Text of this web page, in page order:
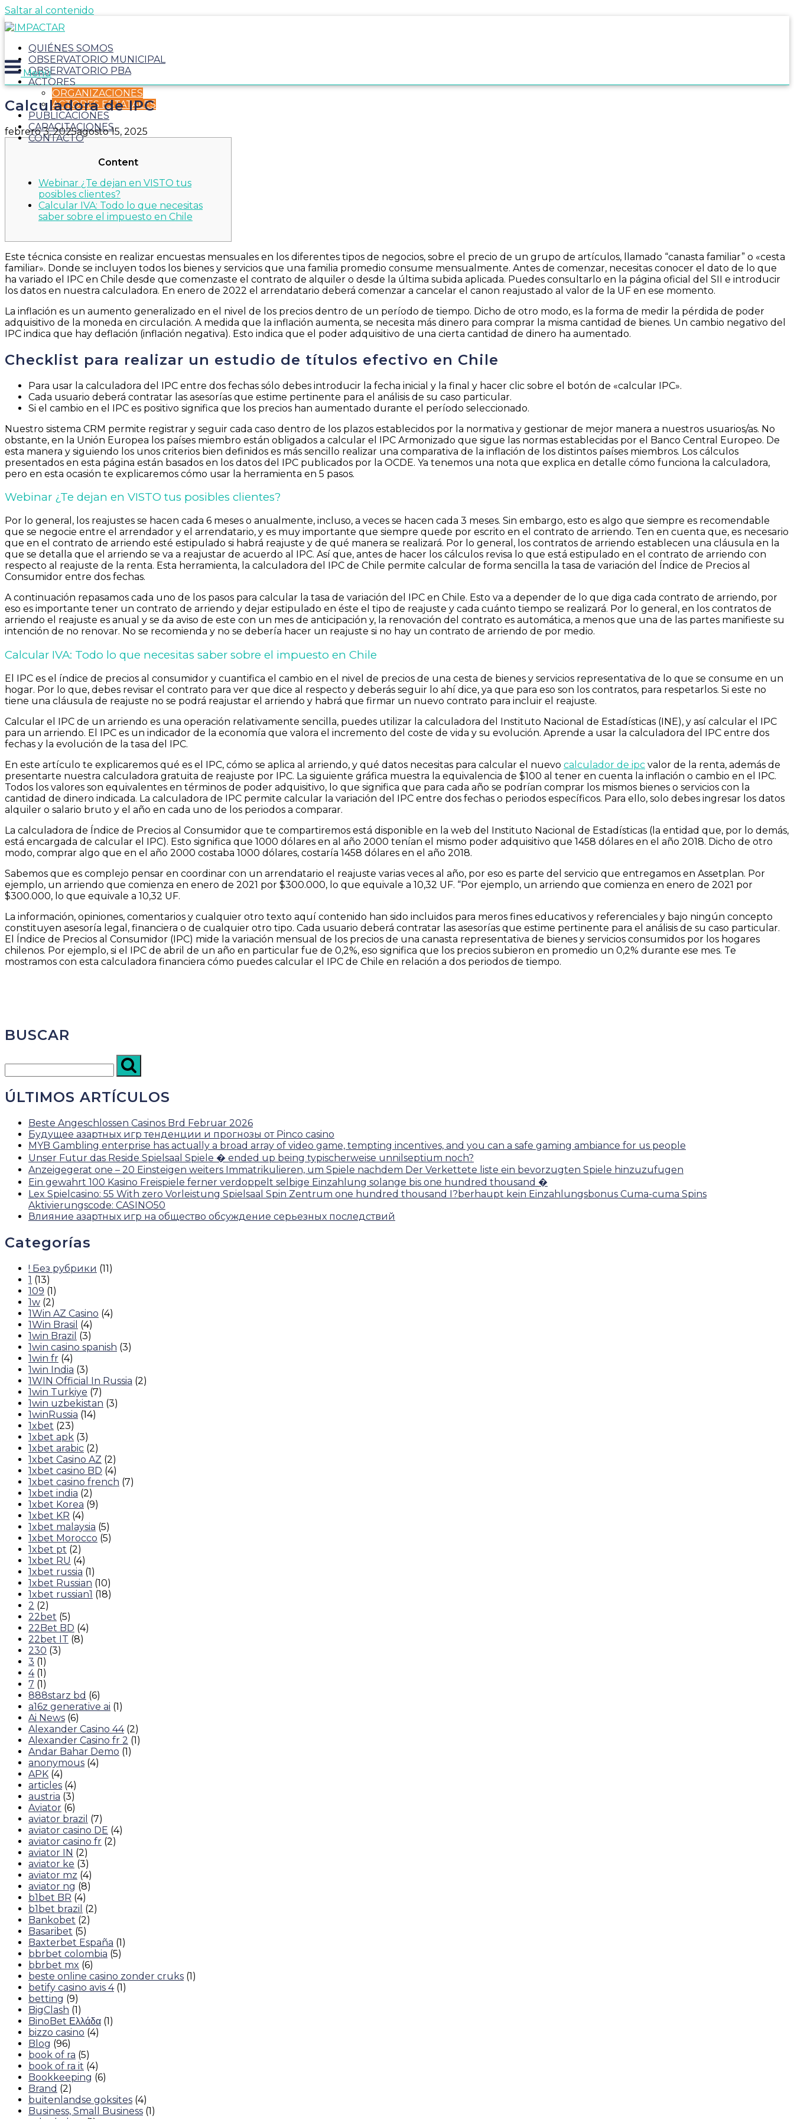
Saltar al contenido
QUIÉNES SOMOS
OBSERVATORIO MUNICIPAL
OBSERVATORIO PBA
ACTORES
ORGANIZACIONES
ACTORES ESTATALES
PUBLICACIONES
CAPACITACIONES
CONTACTO
Menú
Calculadora de IPC
febrero 3, 2025agosto 15, 2025
Content
Webinar ¿Te dejan en VISTO tus
posibles clientes?
Calcular IVA: Todo lo que necesitas
saber sobre el impuesto en Chile
Este técnica consiste en realizar encuestas mensuales en los diferentes tipos de negocios, sobre el precio de un grupo de artículos, llamado “canasta familiar” o «cesta
familiar». Donde se incluyen todos los bienes y servicios que una familia promedio consume mensualmente. Antes de comenzar, necesitas conocer el dato de lo que
ha variado el IPC en Chile desde que comenzaste el contrato de alquiler o desde la última subida aplicada. Puedes consultarlo en la página oficial del SII e introducir
los datos en nuestra calculadora. En enero de 2022 el arrendatario deberá comenzar a cancelar el canon reajustado al valor de la UF en ese momento.
La inflación es un aumento generalizado en el nivel de los precios dentro de un período de tiempo. Dicho de otro modo, es la forma de medir la pérdida de poder
adquisitivo de la moneda en circulación. A medida que la inflación aumenta, se necesita más dinero para comprar la misma cantidad de bienes. Un cambio negativo del
IPC indica que hay deflación (inflación negativa). Esto indica que el poder adquisitivo de una cierta cantidad de dinero ha aumentado.
Checklist para realizar un estudio de títulos efectivo en Chile
Para usar la calculadora del IPC entre dos fechas sólo debes introducir la fecha inicial y la final y hacer clic sobre el botón de «calcular IPC».
Cada usuario deberá contratar las asesorías que estime pertinente para el análisis de su caso particular.
Si el cambio en el IPC es positivo significa que los precios han aumentado durante el período seleccionado.
Nuestro sistema CRM permite registrar y seguir cada caso dentro de los plazos establecidos por la normativa y gestionar de mejor manera a nuestros usuarios/as. No
obstante, en la Unión Europea los países miembro están obligados a calcular el IPC Armonizado que sigue las normas establecidas por el Banco Central Europeo. De
esta manera y siguiendo los unos criterios bien definidos es más sencillo realizar una comparativa de la inflación de los distintos países miembros. Los cálculos
presentados en esta página están basados en los datos del IPC publicados por la OCDE. Ya tenemos una nota que explica en detalle cómo funciona la calculadora,
pero en esta ocasión te explicaremos cómo usar la herramienta en 5 pasos.
Webinar ¿Te dejan en VISTO tus posibles clientes?
Por lo general, los reajustes se hacen cada 6 meses o anualmente, incluso, a veces se hacen cada 3 meses. Sin embargo, esto es algo que siempre es recomendable
que se negocie entre el arrendador y el arrendatario, y es muy importante que siempre quede por escrito en el contrato de arriendo. Ten en cuenta que, es necesario
que en el contrato de arriendo esté estipulado si habrá reajuste y de qué manera se realizará. Por lo general, los contratos de arriendo establecen una cláusula en la
que se detalla que el arriendo se va a reajustar de acuerdo al IPC. Así que, antes de hacer los cálculos revisa lo que está estipulado en el contrato de arriendo con
respecto al reajuste de la renta. Esta herramienta, la calculadora del IPC de Chile permite calcular de forma sencilla la tasa de variación del Índice de Precios al
Consumidor entre dos fechas.
A continuación repasamos cada uno de los pasos para calcular la tasa de variación del IPC en Chile. Esto va a depender de lo que diga cada contrato de arriendo, por
eso es importante tener un contrato de arriendo y dejar estipulado en éste el tipo de reajuste y cada cuánto tiempo se realizará. Por lo general, en los contratos de
arriendo el reajuste es anual y se da aviso de este con un mes de anticipación y, la renovación del contrato es automática, a menos que una de las partes manifieste su
intención de no renovar. No se recomienda y no se debería hacer un reajuste si no hay un contrato de arriendo de por medio.
Calcular IVA: Todo lo que necesitas saber sobre el impuesto en Chile
El IPC es el índice de precios al consumidor y cuantifica el cambio en el nivel de precios de una cesta de bienes y servicios representativa de lo que se consume en un
hogar. Por lo que, debes revisar el contrato para ver que dice al respecto y deberás seguir lo ahí dice, ya que para eso son los contratos, para respetarlos. Si este no
tiene una cláusula de reajuste no se podrá reajustar el arriendo y habrá que firmar un nuevo contrato para incluir el reajuste.
Calcular el IPC de un arriendo es una operación relativamente sencilla, puedes utilizar la calculadora del Instituto Nacional de Estadísticas (INE), y así calcular el IPC
para un arriendo. El IPC es un indicador de la economía que valora el incremento del coste de vida y su evolución. Aprende a usar la calculadora del IPC entre dos
fechas y la evolución de la tasa del IPC.
En este artículo te explicaremos qué es el IPC, cómo se aplica al arriendo, y qué datos necesitas para calcular el nuevo calculador de ipc valor de la renta, además de
presentarte nuestra calculadora gratuita de reajuste por IPC. La siguiente gráfica muestra la equivalencia de $100 al tener en cuenta la inflación o cambio en el IPC.
Todos los valores son equivalentes en términos de poder adquisitivo, lo que significa que para cada año se podrían comprar los mismos bienes o servicios con la
cantidad de dinero indicada. La calculadora de IPC permite calcular la variación del IPC entre dos fechas o periodos específicos. Para ello, solo debes ingresar los datos
alquiler o salario bruto y el año en cada uno de los periodos a comparar.
La calculadora de Índice de Precios al Consumidor que te compartiremos está disponible en la web del Instituto Nacional de Estadísticas (la entidad que, por lo demás,
está encargada de calcular el IPC). Esto significa que 1000 dólares en al año 2000 tenían el mismo poder adquisitivo que 1458 dólares en el año 2018. Dicho de otro
modo, comprar algo que en el año 2000 costaba 1000 dólares, costaría 1458 dólares en el año 2018.
Sabemos que es complejo pensar en coordinar con un arrendatario el reajuste varias veces al año, por eso es parte del servicio que entregamos en Assetplan. Por
ejemplo, un arriendo que comienza en enero de 2021 por $300.000, lo que equivale a 10,32 UF. “Por ejemplo, un arriendo que comienza en enero de 2021 por
$300.000, lo que equivale a 10,32 UF.
La información, opiniones, comentarios y cualquier otro texto aquí contenido han sido incluidos para meros fines educativos y referenciales y bajo ningún concepto
constituyen asesoría legal, financiera o de cualquier otro tipo. Cada usuario deberá contratar las asesorías que estime pertinente para el análisis de su caso particular.
El Índice de Precios al Consumidor (IPC) mide la variación mensual de los precios de una canasta representativa de bienes y servicios consumidos por los hogares
chilenos. Por ejemplo, si el IPC de abril de un año en particular fue de 0,2%, eso significa que los precios subieron en promedio un 0,2% durante ese mes. Te
mostramos con esta calculadora financiera cómo puedes calcular el IPC de Chile en relación a dos periodos de tiempo.
BUSCAR
ÚLTIMOS ARTÍCULOS
Beste Angeschlossen Casinos Brd Februar 2026
Будущее азартных игр тенденции и прогнозы от Pinco casino
MYB Gambling enterprise has actually a broad array of video game, tempting incentives, and you can a safe gaming ambiance for us people
Unser Futur das Reside Spielsaal Spiele � ended up being typischerweise unnilseptium noch?
Anzeigegerat one – 20 Einsteigen weiters Immatrikulieren, um Spiele nachdem Der Verkettete liste ein bevorzugten Spiele hinzuzufugen
Ein gewahrt 100 Kasino Freispiele ferner verdoppelt selbige Einzahlung solange bis one hundred thousand �
Lex Spielcasino: 55 With zero Vorleistung Spielsaal Spin Zentrum one hundred thousand I?berhaupt kein Einzahlungsbonus Cuma-cuma Spins
Aktivierungscode: CASINO50
Влияние азартных игр на общество обсуждение серьезных последствий
Categorías
! Без рубрики (11)
1 (13)
109 (1)
1w (2)
1Win AZ Casino (4)
1Win Brasil (4)
1win Brazil (3)
1win casino spanish (3)
1win fr (4)
1win India (3)
1WIN Official In Russia (2)
1win Turkiye (7)
1win uzbekistan (3)
1winRussia (14)
1xbet (23)
1xbet apk (3)
1xbet arabic (2)
1xbet Casino AZ (2)
1xbet casino BD (4)
1xbet casino french (7)
1xbet india (2)
1xbet Korea (9)
1xbet KR (4)
1xbet malaysia (5)
1xbet Morocco (5)
1xbet pt (2)
1xbet RU (4)
1xbet russia (1)
1xbet Russian (10)
1xbet russian1 (18)
2 (2)
22bet (5)
22Bet BD (4)
22bet IT (8)
230 (3)
3 (1)
4(1)
7 (1)
888starz bd (6)
a16z generative ai (1)
Ai News (6)
Alexander Casino 44(2)
Alexander Casino fr 2 (1)
Andar Bahar Demo (1)
anonymous (4)
APK (4)
articles (4)
austria (3)
Aviator (6)
aviator brazil (7)
aviator casino DE (4)
aviator casino fr (2)
aviator IN (2)
aviator ke (3)
aviator mz (4)
aviator ng (8)
b1bet BR (4)
b1bet brazil (2)
Bankobet (2)
Basaribet (5)
Baxterbet España (1)
bbrbet colombia (5)
bbrbet mx (6)
beste online casino zonder cruks (1)
betify casino avis 4(1)
betting (9)
BigClash (1)
BinoBet Ελλάδα (1)
bizzo casino (4)
Blog (96)
book of ra (5)
book of ra it (4)
Bookkeeping (6)
Brand (2)
buitenlandse goksites (4)
Business, Small Business (1)